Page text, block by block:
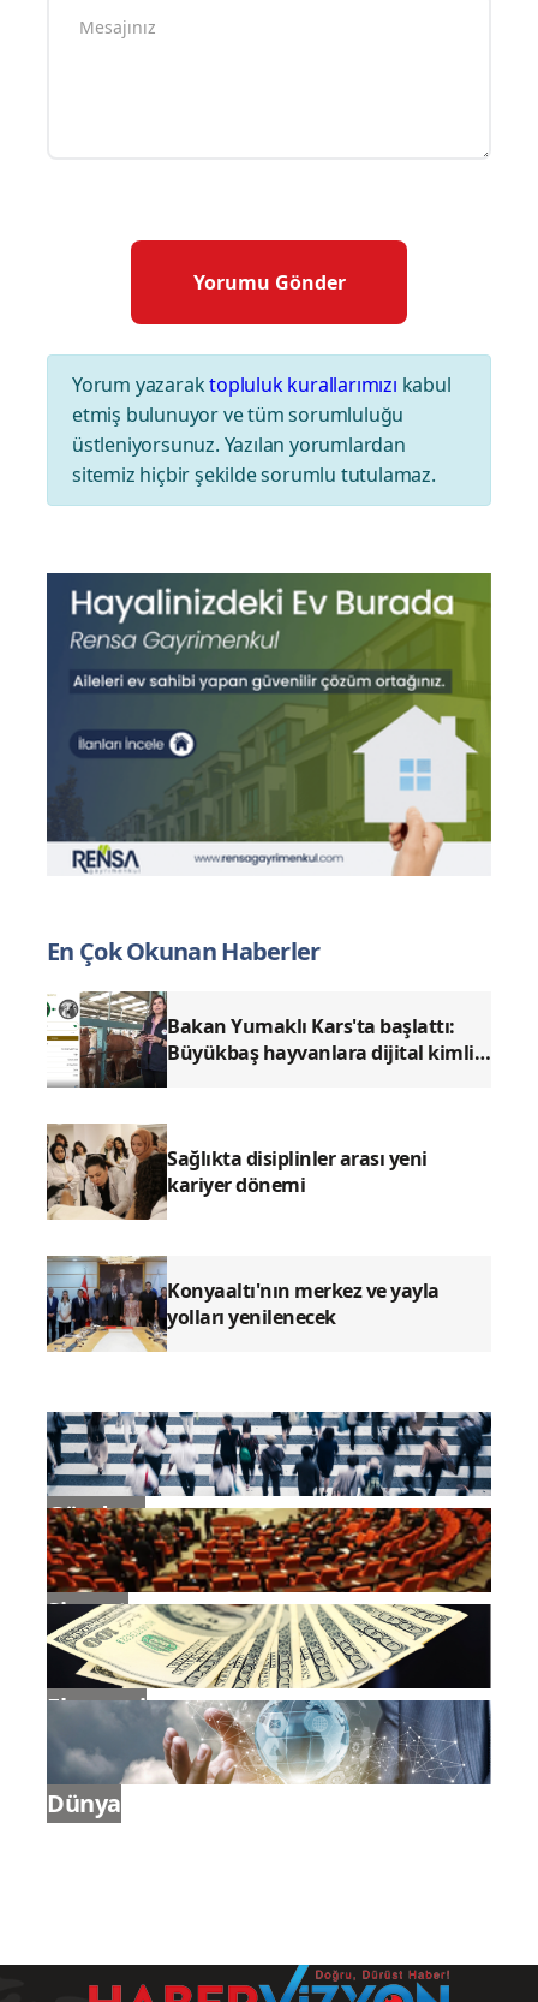
Yorum yazaraktopluluk kurallarımızı kabul
etmiş bulunuyor ve tüm sorumluluğu
üstleniyorsunuz. Yazılan yorumlardan
sitemiz hiçbir şekilde sorumlu tutulamaz.
En Çok Okunan Haberler
Bakan Yumaklı Kars'ta başlattı:
Büyükbaş hayvanlara dijital kimlik
Sağlıkta disiplinler arası yeni
kariyer dönemi
Konyaaltı'nın merkez ve yayla
yolları yenilenecek
Gündem
Siyaset
Ekonomi
Dünya